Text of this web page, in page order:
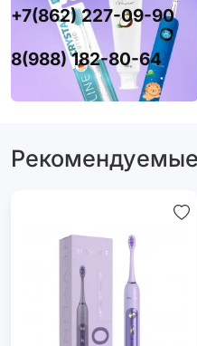
+7(862) 227-09-90
8(988) 182-80-64
Рекомендуемые